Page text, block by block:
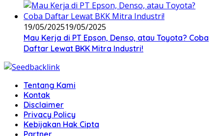
19/05/202519/05/2025
Mau Kerja di PT Epson, Denso, atau Toyota? Coba
Daftar Lewat BKK Mitra Industri!
Tentang Kami
Kontak
Disclaimer
Privacy Policy
Kebijakan Hak Cipta
Partner